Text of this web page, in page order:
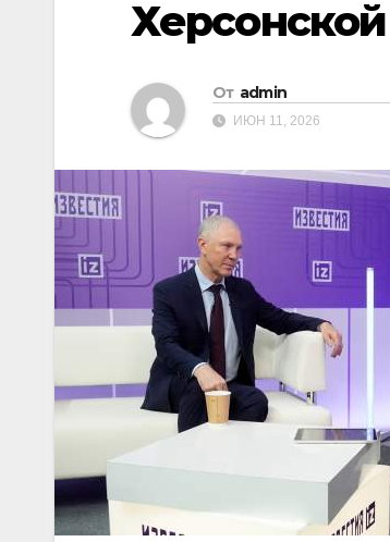
От admin
ИЮН 11, 2026